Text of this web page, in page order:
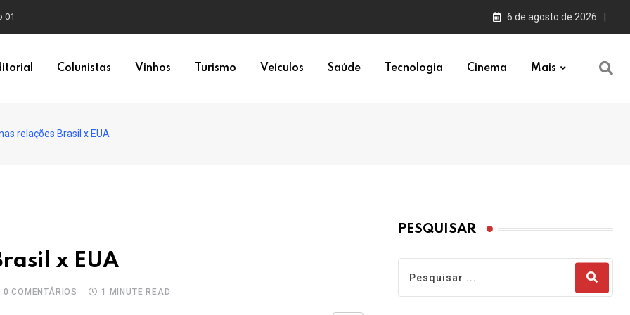
01 6 de agosto de 2026
Colunistas Vinhos Turismo Veículos Saúde Tecnologia Cinema Mais
relações Brasil x EUA
x EUA
0 COMENTÁRIOS 1 MINUTE READ
PESQUISAR